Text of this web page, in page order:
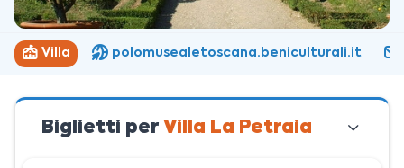
Villa polomusealetoscana.beniculturali.it
Biglietti per Villa La Petraia